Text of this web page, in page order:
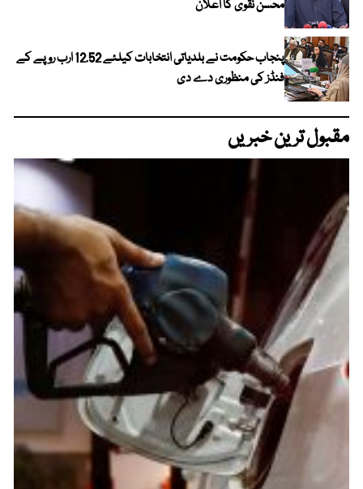
محسن نقوی کا اعلان
پنجاب حکومت نے بلدیاتی انتخابات کیلئے 12.52 ارب روپے کے
فنڈز کی منظوری دے دی
مقبول ترین خبریں